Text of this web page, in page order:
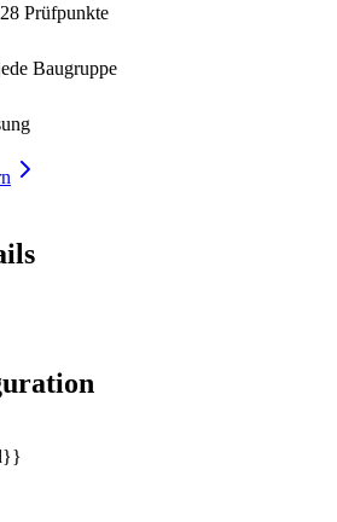
Prüfpunkte
Baugruppe